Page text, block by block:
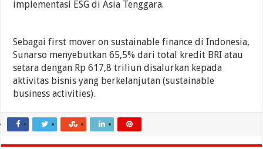
implementasi ESG di Asia Tenggara.
Sebagai first mover on sustainable finance di Indonesia,
Sunarso menyebutkan 65,5% dari total kredit BRI atau
setara dengan Rp 617,8 triliun disalurkan kepada
aktivitas bisnis yang berkelanjutan (sustainable
business activities).